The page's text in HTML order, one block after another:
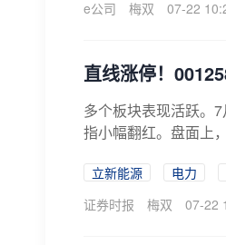
e公司 梅双 07-22
直线涨停！
多个板块表现活跃。
指小幅翻红。盘面上
立新能源 电力
证券时报
梅双 07-22